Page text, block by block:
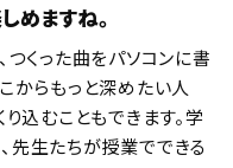
めますね。
つくった曲をパソコンに書
からもっと深めたい人
り込むこともできます。学
先生たちが授業でできる